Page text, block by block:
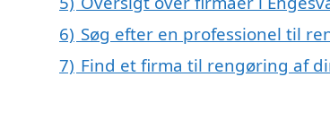
6) Søg efter en professionel til
7) Find et firma til rengøring af